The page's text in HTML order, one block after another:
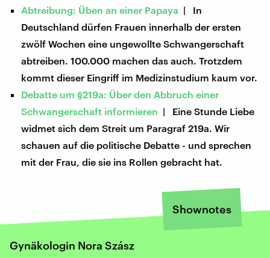
Abtreibung: Üben an einer Papaya | In
Deutschland dürfen Frauen innerhalb der ersten
zwölf Wochen eine ungewollte Schwangerschaft
abtreiben. 100.000 machen das auch. Trotzdem
kommt dieser Eingriff im Medizinstudium kaum vor.
Debatte um §219a: Über den Abbruch einer
Schwangerschaft informieren | Eine Stunde Liebe
widmet sich dem Streit um Paragraf 219a. Wir
schauen auf die politische Debatte - und sprechen
mit der Frau, die sie ins Rollen gebracht hat.
Shownotes
Gynäkologin Nora Szász